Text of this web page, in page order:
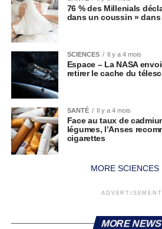
76 % des Millenials
dans un coussin »
SCIENCES Il y a 4 mois
Espace – La NASA
retirer le cache du
SANTÉ Il y a 4 mois
Face au taux de
légumes, l’Anses
cigarettes
MORE SCIENCES
ADVERTISEMENT
MORE NEWS